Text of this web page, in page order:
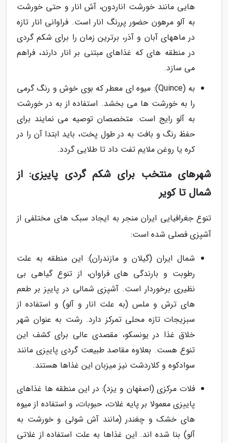
هایی مانند خورشت اناردون، آش انار و حتی خورشت
به آلو مرهون حضور پررنگ انار است. فراوانی انار تازه
در ماههای آبان و آذر، برترین زمان را برای شکم گردی
در منطقه های که غذاهای مبتنی بر انار دارند، فراهم
می سازد.
به (Quince): میوه ای معطر که بوی خوش و رنگ گرمی
را به خورشت ها می بخشد. استفاده از به در خورشت
به آلو رایج است. متخصصان توصیه می نمایند برای
حفظ رنگ و بافت به در طول پخت، باید ابتدا آن را در
کره یا روغن ملایم تفت داد تا طلایی گردد.
شهرهای منتخب برای شکم گردی پاییزی: از
شمال تا کویر
تنوع جغرافیایی ایران منجر به ایجاد سبک های مختلفی از
آشپزی فصلی شده است:
شمال ایران (گیلان و مازندران): این منطقه به علت
رطوبت و بارندگی های فراوان، از تنوع گیاهی بی
نظیری برخوردار است. آشپزی شمالی در پاییز بر طعم
های ترش و ملس (به علت انار و آلو) و استفاده از
سبزیجات تازه محلی تمرکز دارد. رشت به عنوان شهر
خلاق غذا در یونسکو، مقصدی عالی برای کشف این
تنوع هست. بعلاوه مقاصد طبیعت گردی پاییزی مانند
سوادکوه و کلاردشت نیز میزبان این غذاها هستند.
فلات مرکزی (اصفهان و یزد): در این منطقه ها غذاهای
پاییزی معمولا بر پایه غلات، حبوبات، و استفاده از میوه
های خشک و چغندر (مانند آش شولی و خورشت به
آلو) بنا شده اند. این غذاها به علت استفاده از غلاتی